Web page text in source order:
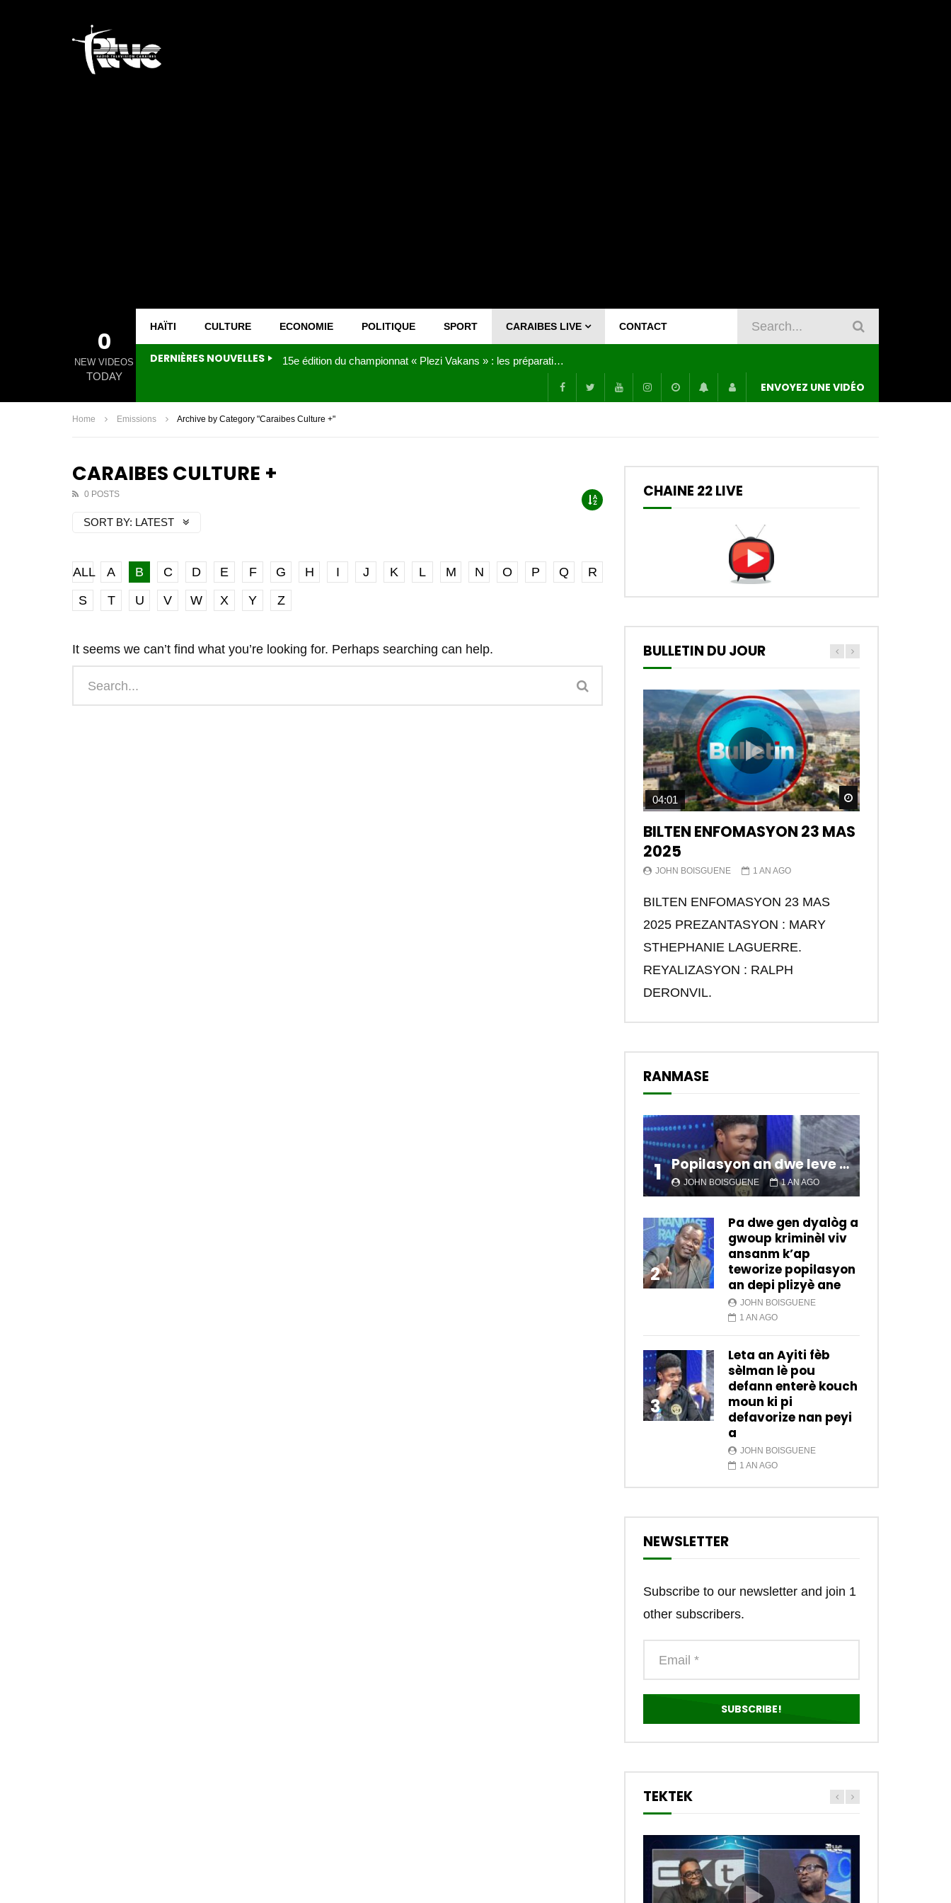
0
NEW VIDEOS
TODAY
HAÏTI CULTURE ECONOMIE POLITIQUE SPORT CARAIBES LIVE CONTACT
DERNIÈRES NOUVELLES Joy Clerf Derisier, sur les traces de son père : évangéliser par la musique
ENVOYEZ UNE VIDÉO
Home Emissions Archive by Category "Caraibes Culture +"
CARAIBES CULTURE +
0 POSTS
SORT BY: LATEST
ALL A B C D E F G H I J K L M N O P Q
R
S
T U V W X Y Z
It seems we can’t find what you’re looking for. Perhaps searching can help.
CHAINE 22 LIVE
BULLETIN DU JOUR
Watch Later
04:01
BILTEN ENFOMASYON 23 MAS
2025
JOHN BOISGUENE 1 AN AGO
BILTEN ENFOMASYON 23 MAS
2025 PREZANTASYON : MARY
STHEPHANIE LAGUERRE.
REYALIZASYON : RALPH
DERONVIL.
RANMASE
1 Popilasyon an dwe leve kanpe pou chanje sitiyasyon kawotik l’ap viv nan peyi a.
JOHN BOISGUENE 1 AN AGO
2
Pa dwe gen dyalòg a
gwoup kriminèl viv
ansanm k’ap
teworize popilasyon
an depi plizyè ane
JOHN BOISGUENE
1 AN AGO
3
Leta an Ayiti fèb
sèlman lè pou
defann enterè kouch
moun ki pi
defavorize nan peyi
a
JOHN BOISGUENE
1 AN AGO
NEWSLETTER
Subscribe to our newsletter and join 1
other subscribers.
TEKTEK